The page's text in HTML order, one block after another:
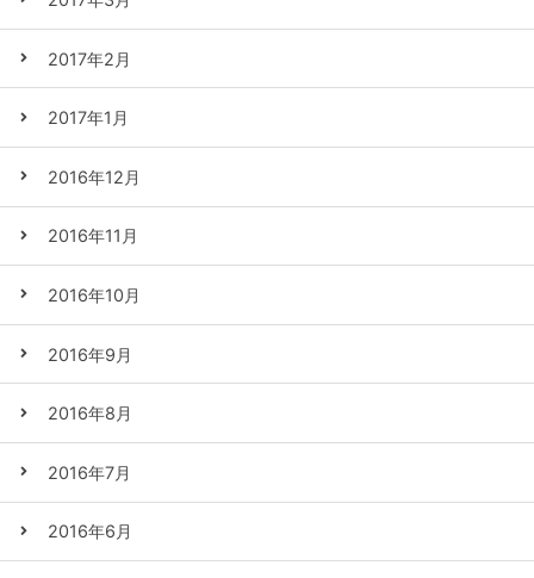
2017年2月
2017年1月
2016年12月
2016年11月
2016年10月
2016年9月
2016年8月
2016年7月
2016年6月